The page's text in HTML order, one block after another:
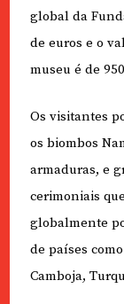
global da
de euros e o
museu é de
Os visitantes
os biombos
armaduras, e
cerimoniais
globalmente
de países
Camboja,